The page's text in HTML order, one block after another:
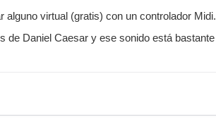
alguno virtual (gratis) con un controlador Midi.
de Daniel Caesar y ese sonido está